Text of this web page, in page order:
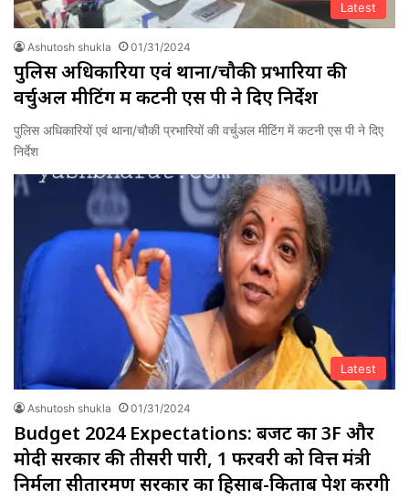
Latest
Ashutosh shukla 01/31/2024
पुलिस अधिकारियों एवं थाना/चौकी प्रभारियों की
वर्चुअल मीटिंग में कटनी एस पी ने दिए निर्देश
पुलिस अधिकारियों एवं थाना/चौकी प्रभारियों की वर्चुअल मीटिंग में कटनी एस पी ने दिए
निर्देश
Latest
Ashutosh shukla 01/31/2024
Budget 2024 Expectations: बजट का 3F और
मोदी सरकार की तीसरी पारी, 1 फरवरी को वित्त मंत्री
निर्मला सीतारमण सरकार का हिसाब-किताब पेश करेंगी